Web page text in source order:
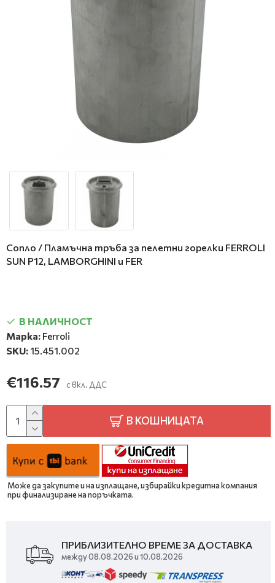
Сопло / Пламъчна тръба за пелетни горелки FERROLI
SUN P12, LAMBORGHINI и FER
В НАЛИЧНОСТ
Марка: Ferroli
SKU: 15.451.002
€116.57 с вкл. ДДС
В КОШНИЦАТА
Може да закупите и на изплащане, избирайки кредитна компания
при финализиране на поръчката.
ПРИБЛИЗИТЕЛНО ВРЕМЕ ЗА ДОСТАВКА
между 08.08.2026 и 10.08.2026